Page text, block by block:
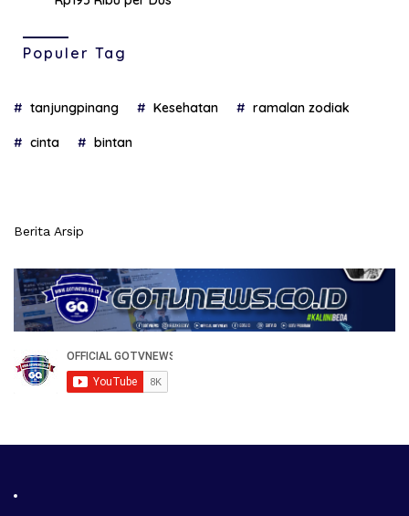
Populer Tag
tanjungpinang Kesehatan ramalan zodiak
cinta bintan
Berita Arsip